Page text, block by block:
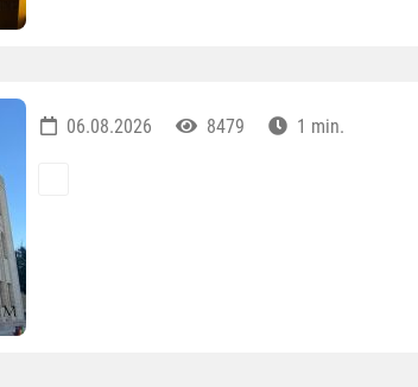
06.08.2026 8479 1 min.